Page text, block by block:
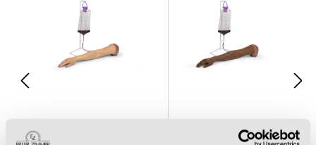
Puncture Pete - hyperrealistischer IV Trainingsarm, dunkle Hautfarbe